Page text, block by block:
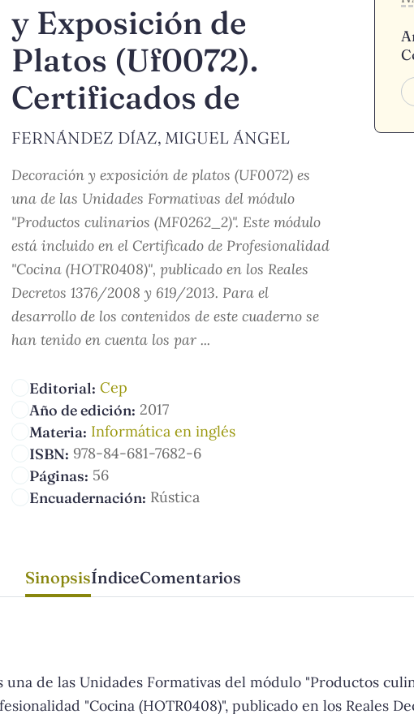
y Exposición de
Platos (Uf0072).
Certificados de
FERNÁNDEZ DÍAZ, MIGUEL ÁNGEL
Decoración y exposición de platos (UF0072) es
una de las Unidades Formativas del módulo
"Productos culinarios (MF0262_2)". Este módulo
está incluido en el Certificado de Profesionalidad
"Cocina (HOTR0408)", publicado en los Reales
Decretos 1376/2008 y 619/2013. Para el
desarrollo de los contenidos de este cuaderno se
han tenido en cuenta los par ...
Editorial: Cep
Año de edición: 2017
Materia: Informática en inglés
ISBN: 978-84-681-7682-6
Páginas: 56
Encuadernación: Rústica
SinopsisÍndiceComentarios
de las Unidades Formativas del módulo "Productos
"Cocina (HOTR0408)", publicado en los Reales